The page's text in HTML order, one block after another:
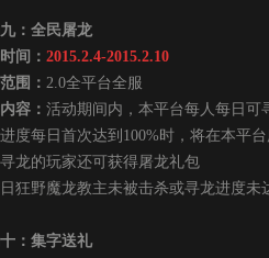
：全民屠龙
间： 2015.2.4-2015.2.10
围： 2.0全平台全服
容： 活动期间内，本平台每人每日可
每日首次达到100%时，将在本平台
的玩家还可获得屠龙礼包
野魔龙教主未被击杀或寻龙进度未
：集字送礼